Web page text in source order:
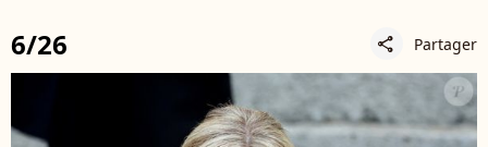
6/26 share Partager